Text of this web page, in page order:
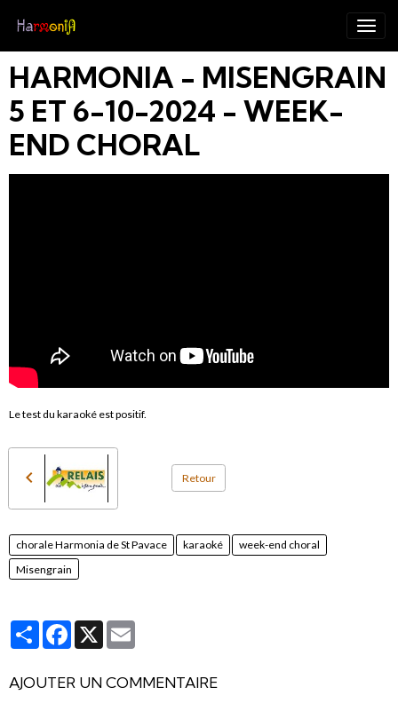
HARMONIA - MISENGRAIN
5 ET 6-10-2024 - WEEK-
END CHORAL
Le test du karaoké est positif.
Retour
chorale Harmonia de St Pavace karaoké
week-end choral
Misengrain
PartagerFacebook
X
AJOUTER UN COMMENTAIRE